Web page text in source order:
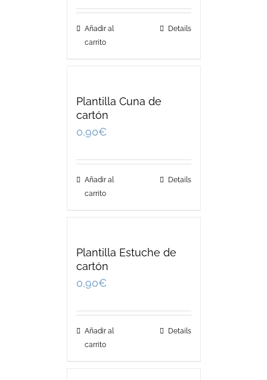
Añadir al
carrito
Details
Plantilla Cuna de
cartón
0,90€
Añadir al
carrito
Details
Plantilla Estuche de
cartón
0,90€
Añadir al
carrito
Details